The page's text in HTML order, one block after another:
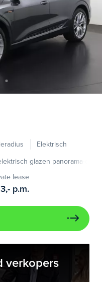
Elektrisch
glazen panorama-dak
lease
p.m.
verkopers